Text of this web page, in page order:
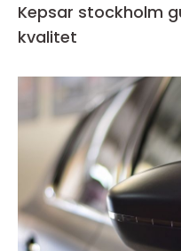
Kepsar stockholm guide till stil, funktion och
kvalitet